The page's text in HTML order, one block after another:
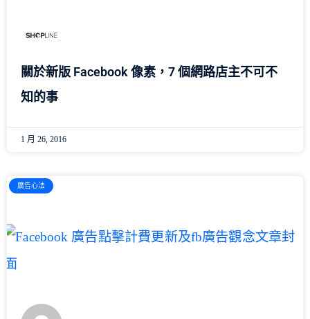
關於新版 Facebook 像素，7 個網路店主不可不
知的事
1 月 26, 2016
廣告心法